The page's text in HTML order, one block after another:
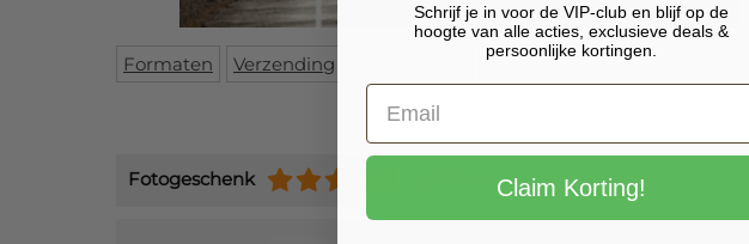
Formaten Verzending Reviews
Fotogeschenk
Schrijf je in voor de VIP-club en blijf op de
hoogte van alle acties, exclusieve deals &
persoonlijke kortingen.
Claim Korting!